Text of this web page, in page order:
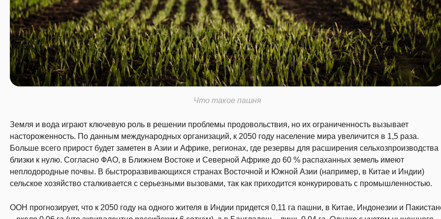
Что такое пашня
Земля и вода играют ключевую роль в решении проблемы продовольствия, но их ограниченность вызывает
настороженность. По данным международных организаций, к 2050 году население мира увеличится в 1,5 раза.
Больше всего прирост будет заметен в Азии и Африке, регионах, где резервы для расширения сельхозпроизводства
близки к нулю. Согласно ФАО, в Ближнем Востоке и Северной Африке до 60 % распаханных земель имеют
неплодородные почвы. В быстроразвивающихся странах Восточной и Южной Азии (например, в Китае и Индии)
сельское хозяйство сталкивается с серьезными вызовами, так как приходится конкурировать с промышленностью.
ООН прогнозирует, что к 2050 году на одного жителя в Индии придется 0,11 га пашни, в Китае, Индонезии и